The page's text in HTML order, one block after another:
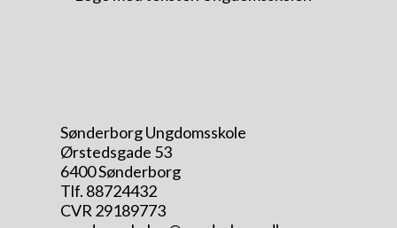
Sønderborg Ungdomsskole
Ørstedsgade 53
6400 Sønderborg
Tlf. 88724432
CVR 29189773